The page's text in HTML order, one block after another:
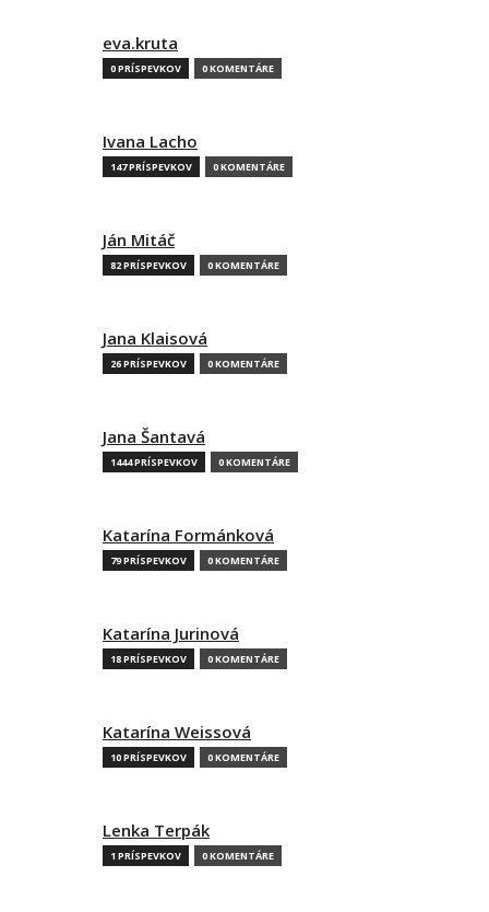
eva.kruta
0 PRÍSPEVKOV 0 KOMENTÁRE
Ivana Lacho
147 PRÍSPEVKOV 0 KOMENTÁRE
Ján Mitáč
82 PRÍSPEVKOV 0 KOMENTÁRE
Jana Klaisová
26 PRÍSPEVKOV 0 KOMENTÁRE
Jana Šantavá
1444 PRÍSPEVKOV 0 KOMENTÁRE
Katarína Formánková
79 PRÍSPEVKOV 0 KOMENTÁRE
Katarína Jurinová
18 PRÍSPEVKOV 0 KOMENTÁRE
Katarína Weissová
10 PRÍSPEVKOV 0 KOMENTÁRE
Lenka Terpák
1 PRÍSPEVKOV 0 KOMENTÁRE